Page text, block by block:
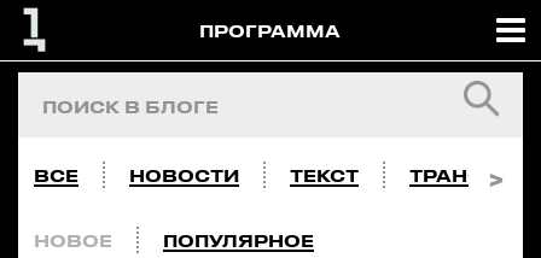
ПРОГРАММА
ВСЕ НОВОСТИ ТЕКСТ
НОВОЕ ПОПУЛЯРНОЕ